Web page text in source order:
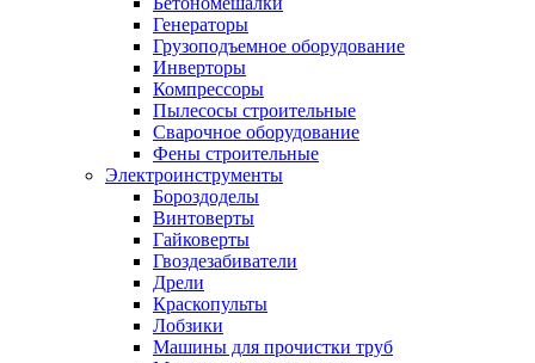
Генераторы
Грузоподъемное оборудование
Инверторы
Компрессоры
Пылесосы строительные
Сварочное оборудование
Фены строительные
Электроинструменты
Бороздоделы
Винтоверты
Гайковерты
Гвоздезабиватели
Дрели
Краскопульты
Лобзики
Машины для прочистки труб